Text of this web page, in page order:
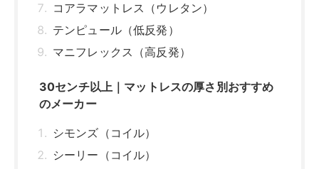
コアラマットレス（ウレタン）
テンピュール（低反発）
マニフレックス（高反発）
30センチ以上｜マットレスの厚さ別おすすめ
のメーカー
シモンズ（コイル）
シーリー（コイル）